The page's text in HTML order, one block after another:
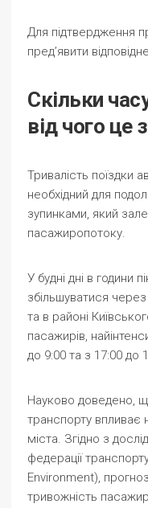
Для підтвердження
пред’явити
Скільки
від чого це
Тривалість поїздки
необхідний для
зупинками, який
пасажиропотоку.
У будні дні в години
збільшуватися
та в районі
пасажирів,
до 9:00 та з 17:00 до
Науково доведено,
транспорту впливає
міста. Згідно з
федерації
Environment),
тривожність